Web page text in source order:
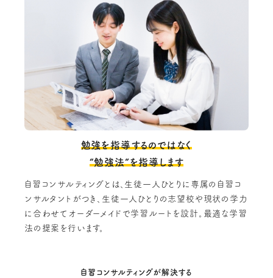
勉強を指導するのではなく
“勉強法”を指導します
自習コンサルティングとは、生徒一人ひとりに専属の自習コ
ンサルタントがつき、生徒一人ひとりの志望校や現状の学力
に合わせてオーダーメイドで学習ルートを設計。最適な学習
法の提案を行います。
自習コンサルティングが解決する